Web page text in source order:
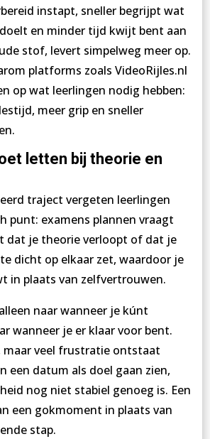
instapt, sneller begrijpt wat
en minder tijd kwijt bent aan
stof, levert simpelweg meer op.
platforms zoals VideoRijles.nl
op wat leerlingen nodig hebben:
meer grip en sneller
letten bij theorie en
traject vergeten leerlingen
punt: examens plannen vraagt
dat je theorie verloopt of dat je
dicht op elkaar zet, waardoor je
in plaats van zelfvertrouwen.
naar wanneer je kúnt
wanneer je er klaar voor bent.
maar veel frustratie ontstaat
een datum als doel gaan zien,
nog niet stabiel genoeg is. Een
een gokmoment in plaats van
stap.